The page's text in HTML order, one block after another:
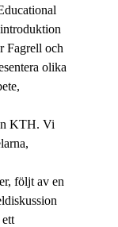
Fagrell och
olika
KTH. Vi
följt av en